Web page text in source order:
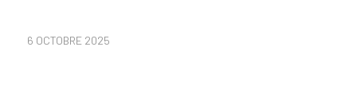
6 OCTOBRE 2025